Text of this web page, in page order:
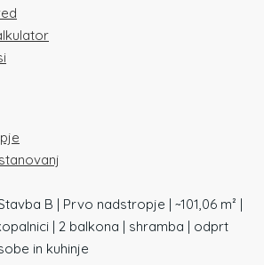
B | Prvo nadstropje | ~101,06 m² |
| 2 balkona | shramba | odprt
in kuhinje